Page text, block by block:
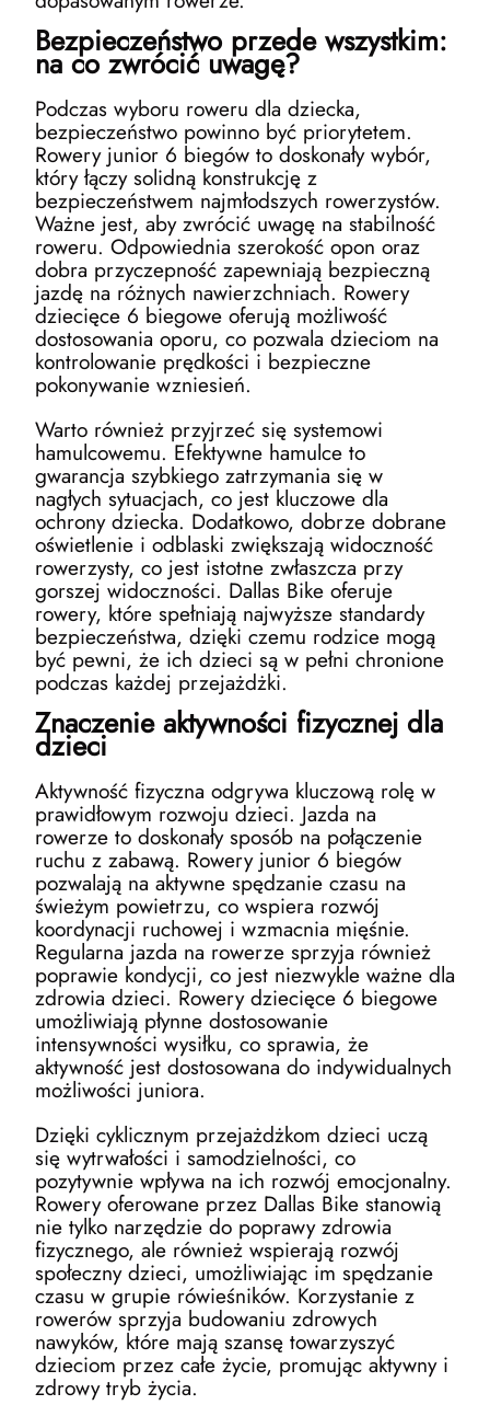
Bezpieczeństwo przede wszystkim:
na co zwrócić uwagę?
Podczas wyboru roweru dla dziecka,
bezpieczeństwo powinno być priorytetem.
Rowery junior 6 biegów to doskonały wybór,
który łączy solidną konstrukcję z
bezpieczeństwem najmłodszych rowerzystów.
Ważne jest, aby zwrócić uwagę na stabilność
roweru. Odpowiednia szerokość opon oraz
dobra przyczepność zapewniają bezpieczną
jazdę na różnych nawierzchniach. Rowery
dziecięce 6 biegowe oferują możliwość
dostosowania oporu, co pozwala dzieciom na
kontrolowanie prędkości i bezpieczne
pokonywanie wzniesień.
Warto również przyjrzeć się systemowi
hamulcowemu. Efektywne hamulce to
gwarancja szybkiego zatrzymania się w
nagłych sytuacjach, co jest kluczowe dla
ochrony dziecka. Dodatkowo, dobrze dobrane
oświetlenie i odblaski zwiększają widoczność
rowerzysty, co jest istotne zwłaszcza przy
gorszej widoczności. Dallas Bike oferuje
rowery, które spełniają najwyższe standardy
bezpieczeństwa, dzięki czemu rodzice mogą
być pewni, że ich dzieci są w pełni chronione
podczas każdej przejażdżki.
Znaczenie aktywności fizycznej dla
dzieci
Aktywność fizyczna odgrywa kluczową rolę w
prawidłowym rozwoju dzieci. Jazda na
rowerze to doskonały sposób na połączenie
ruchu z zabawą. Rowery junior 6 biegów
pozwalają na aktywne spędzanie czasu na
świeżym powietrzu, co wspiera rozwój
koordynacji ruchowej i wzmacnia mięśnie.
Regularna jazda na rowerze sprzyja również
poprawie kondycji, co jest niezwykle ważne dla
zdrowia dzieci. Rowery dziecięce 6 biegowe
umożliwiają płynne dostosowanie
intensywności wysiłku, co sprawia, że
aktywność jest dostosowana do indywidualnych
możliwości juniora.
Dzięki cyklicznym przejażdżkom dzieci uczą
się wytrwałości i samodzielności, co
pozytywnie wpływa na ich rozwój emocjonalny.
Rowery oferowane przez Dallas Bike stanowią
nie tylko narzędzie do poprawy zdrowia
fizycznego, ale również wspierają rozwój
społeczny dzieci, umożliwiając im spędzanie
czasu w grupie rówieśników. Korzystanie z
rowerów sprzyja budowaniu zdrowych
nawyków, które mają szansę towarzyszyć
dzieciom przez całe życie, promując aktywny i
zdrowy tryb życia.